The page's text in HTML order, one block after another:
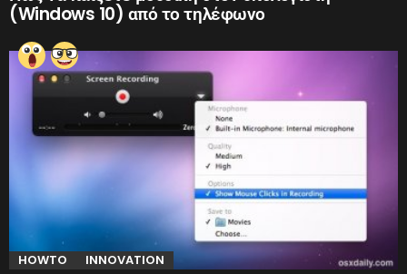
(Windows 10) από το τηλέφωνο
HOWTO INNOVATION